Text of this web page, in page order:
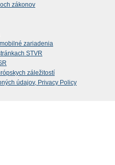
zákonov
zariadenia
STVR
záležitostí
údajov, Privacy Policy